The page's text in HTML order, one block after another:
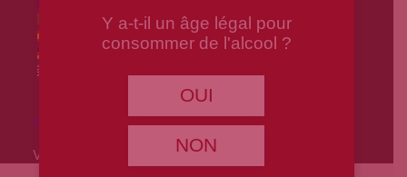
Votre panier est actuellement vide.
Y a-t-il un âge légal pour
consommer de l'alcool ?
OUI
NON